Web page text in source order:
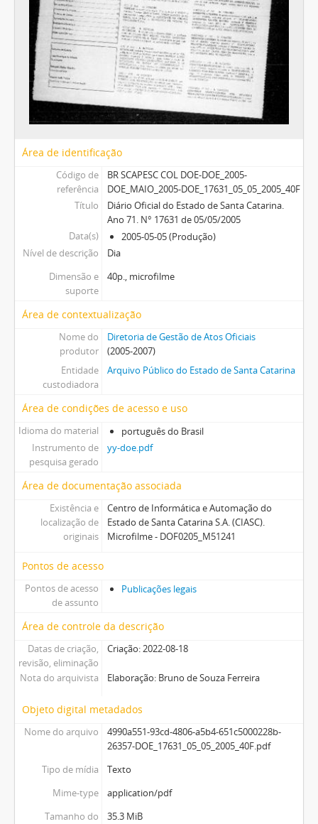
Área de identificação
Código de
referência
BR SCAPESC COL DOE-DOE_2005-
DOE_MAIO_2005-DOE_17631_05_05_2005_40F
Título
Diário Oficial do Estado de Santa Catarina.
Ano 71. N° 17631 de 05/05/2005
Data(s)
2005-05-05 (Produção)
Nível de descrição
Dia
Dimensão e
suporte
40p., microfilme
Área de contextualização
Nome do
produtor
Diretoria de Gestão de Atos Oficiais
(2005-2007)
Entidade
custodiadora
Arquivo Público do Estado de Santa Catarina
Área de condições de acesso e uso
Idioma do material
português do Brasil
Instrumento de
pesquisa gerado
yy-doe.pdf
Área de documentação associada
Existência e
localização de
originais
Centro de Informática e Automação do
Estado de Santa Catarina S.A. (CIASC).
Microfilme - DOF0205_M51241
Pontos de acesso
Pontos de acesso
de assunto
Publicações legais
Área de controle da descrição
Datas de criação,
revisão, eliminação
Criação: 2022-08-18
Nota do arquivista Elaboração: Bruno de Souza Ferreira
Objeto digital metadados
Nome do arquivo
4990a551-93cd-4806-a5b4-651c5000228b-
26357-DOE_17631_05_05_2005_40F.pdf
Tipo de mídia
Texto
Mime-type
application/pdf
Tamanho do
35.3 MiB